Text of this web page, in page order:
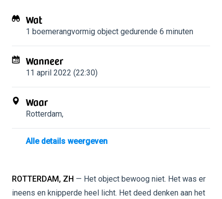
Wat
1 boemerangvormig object gedurende 6 minuten
Wanneer
11 april 2022 (22:30)
Waar
Rotterdam,
Alle details weergeven
ROTTERDAM, ZH — Het object bewoog niet. Het was er
ineens en knipperde heel licht. Het deed denken aan het